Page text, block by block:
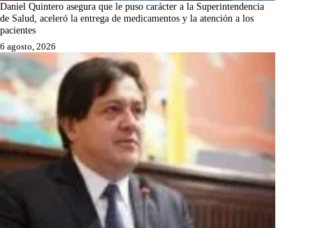
Daniel Quintero asegura que le puso carácter a la Superintendencia
de Salud, aceleró la entrega de medicamentos y la atención a los
pacientes
6 agosto, 2026